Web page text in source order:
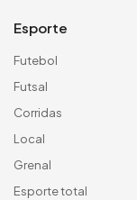
Esporte
Futebol
Futsal
Corridas
Local
Grenal
Esporte total